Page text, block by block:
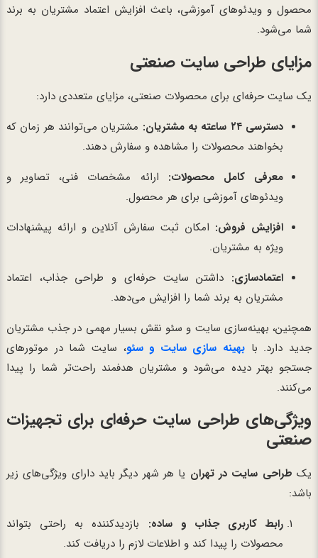
محصول و ویدئوهای آموزشی، باعث افزایش اعتماد مشتریان به برند
شما می‌شود.
مزایای طراحی سایت صنعتی
یک سایت حرفه‌ای برای محصولات صنعتی، مزایای متعددی دارد:
دسترسی ۲۴ ساعته به مشتریان:
مشتریان می‌توانند هر زمان که
بخواهند محصولات را مشاهده و سفارش دهند.
معرفی کامل محصولات: ارائه مشخصات فنی، تصاویر و
ویدئوهای آموزشی برای هر محصول.
افزایش فروش: امکان ثبت سفارش آنلاین و ارائه پیشنهادات
ویژه به مشتریان.
اعتمادسازی: داشتن سایت حرفه‌ای و طراحی جذاب، اعتماد
مشتریان به برند شما را افزایش می‌دهد.
همچنین، بهینه‌سازی سایت و سئو نقش بسیار مهمی در جذب مشتریان
جدید دارد. با بهینه سازی سایت و سئو، سایت شما در موتورهای
جستجو بهتر دیده می‌شود و مشتریان هدفمند راحت‌تر شما را پیدا
می‌کنند.
ویژگی‌های طراحی سایت حرفه‌ای برای تجهیزات
صنعتی
یک طراحی سایت در تهران یا هر شهر دیگر باید دارای ویژگی‌های زیر
باشد:
رابط کاربری جذاب و ساده: بازدیدکننده به راحتی بتواند
محصولات را پیدا کند و اطلاعات لازم را دریافت کند.